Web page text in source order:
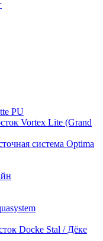
PU
Vortex Lite (Grand
система Optima
Docke Stal / Дёке